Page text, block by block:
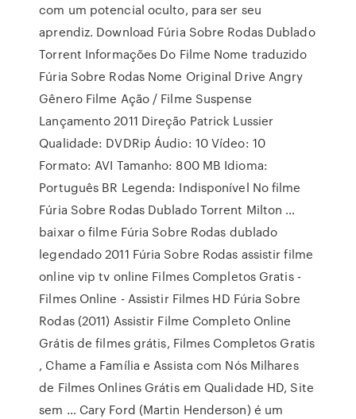
com um potencial oculto, para ser seu
aprendiz. Download Fúria Sobre Rodas Dublado
Torrent Informações Do Filme Nome traduzido
Fúria Sobre Rodas Nome Original Drive Angry
Gênero Filme Ação / Filme Suspense
Lançamento 2011 Direção Patrick Lussier
Qualidade: DVDRip Áudio: 10 Vídeo: 10
Formato: AVI Tamanho: 800 MB Idioma:
Português BR Legenda: Indisponível No filme
Fúria Sobre Rodas Dublado Torrent Milton …
baixar o filme Fúria Sobre Rodas dublado
legendado 2011 Fúria Sobre Rodas assistir filme
online vip tv online Filmes Completos Gratis -
Filmes Online - Assistir Filmes HD Fúria Sobre
Rodas (2011) Assistir Filme Completo Online
Grátis de filmes grátis, Filmes Completos Gratis
, Chame a Família e Assista com Nós Milhares
de Filmes Onlines Grátis em Qualidade HD, Site
sem … Cary Ford (Martin Henderson) é um